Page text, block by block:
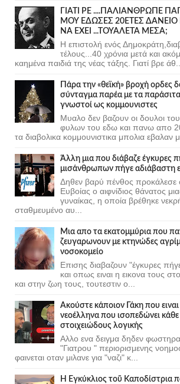
ΓΙΑΤΙ ΡΕ ....ΠΑΛΙΑΝΘΡΩΠΕ
ΜΟΥ ΕΔΩΣΕΣ 20ΕΤΕΣ ΔΑΝΕΙΟ
ΝΑ ΕΧΕΙ ...ΤΟΥΑΛΕΤΑ ΜΕΣΑ;
Η επιστολή ενός
τέλους...40 χρόνια μετά και
καημένα παιδιά της νέας τάξης. Γιατί βρε άθ...
Πάρα την «θεϊκή» βροχή ορδες
σύνταγμα παρέα με τα
γνωστοί ως κομμουνιστες
Μυαλο δεν βαζουν οι δουλοι
φυλων του εδω και πανω απο
τα διαβολικα κομμουνιστικα μπολια εβαλαν
Άλλη μια που διάβαζε έγκυρες
μισάνθρωπων πήγε αδιάβαστη
Δηθεν βαρύ πένθος προκάλεσε
Ευβοίας ο αιφνίδιος θάνατος
γυναίκας, η οποία βρέθηκε
σταθμευμένο αυ...
Μια απο τα εκατομμύρια που
ζευγαρωνουν με κτηνώδες
νοσοκομείο
Επισης διαβαζουν "έγκυρες
και οπως ειναι η εικονα τους στο
και στην ζωη τους, τουτεστιν ο...
Ακούστε κάποιον Γάκη που
νεοέλληνα που ισοπεδώνει κάθε
στοιχειώδους λογικής
Αλλο ενα δειγμα δηδεν
"Γιατρου " περιορισμενης
φαινεται οταν μιλανε για "ναζι" κ...
Ἡ Ἐγκύκλιος τοῦ Καποδίστρια